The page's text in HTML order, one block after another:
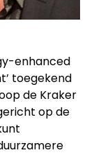
enhanced
toegekend
de Kraker
op de